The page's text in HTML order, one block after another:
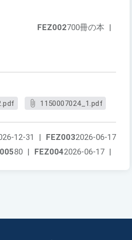
FEZ002700冊の本 |
1150007024_1.pdf
FEZ0032026-06-17
12-31
|
FEZ0042026-06-17 |
80 |